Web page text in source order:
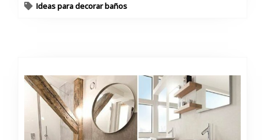
Ideas para decorar baños